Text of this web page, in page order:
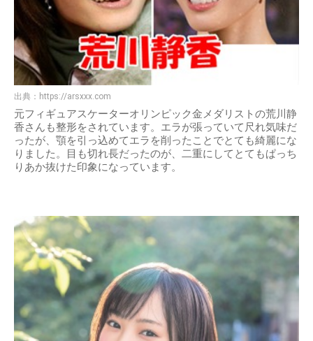
出典： https://arsxxx.com
元フィギュアスケーターオリンピック金メダリストの荒川静
香さんも整形をされています。エラが張っていて尺れ気味だ
ったが、顎を引っ込めてエラを削ったことでとても綺麗にな
りました。目も切れ長だったのが、二重にしてとてもぱっち
りあか抜けた印象になっています。